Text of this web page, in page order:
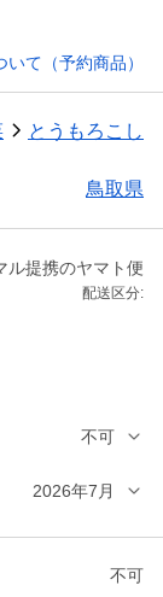
て（予約商品）
とうもろこし
鳥取県
ル提携のヤマト便
配送区分:
不可
2026年7月
不可